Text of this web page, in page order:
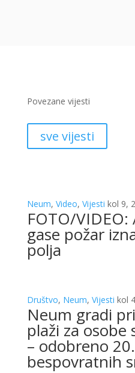
Povezane vijesti
sve vijesti
Neum, Video, Vijesti kol 9,
FOTO/
gase požar
polja
Društvo, Neum, Vijesti kol
Neum gradi
plaži za
– odobreno
bespovratnih